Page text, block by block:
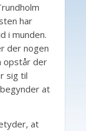
har
i munden.
der nogen
opstår der
sig til
at
at